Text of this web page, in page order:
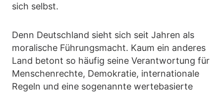
sich selbst.
Denn Deutschland sieht sich seit Jahren als
moralische Führungsmacht. Kaum ein anderes
Land betont so häufig seine Verantwortung für
Menschenrechte, Demokratie, internationale
Regeln und eine sogenannte wertebasierte